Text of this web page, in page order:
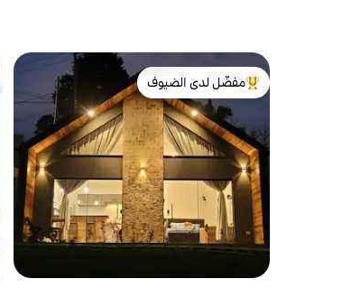
من أبرز البيوت المفضّلة لدى الضيوف
مفضّل لدى الضيوف